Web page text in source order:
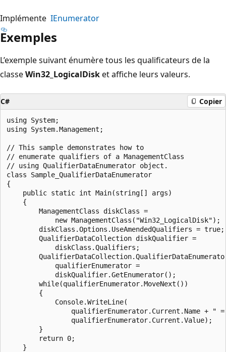
Implémente IEnumerator
Exemples
L’exemple suivant énumère tous les qualificateurs de la
classeWin32_LogicalDisket affiche leurs valeurs.
C# Copier
using System;
using System.Management;
// This sample demonstrates how to
// enumerate qualifiers of a ManagementClass
// using QualifierDataEnumerator object.
class Sample_QualifierDataEnumerator
{
    public static int Main(string[] args)
    {
        ManagementClass diskClass =
            new ManagementClass("Win32_LogicalDisk");
        diskClass.Options.UseAmendedQualifiers = true;
        QualifierDataCollection diskQualifier =
            diskClass.Qualifiers;
            qualifierEnumerator =
            diskQualifier.GetEnumerator();
        while(qualifierEnumerator.MoveNext())
        {
            Console.WriteLine(
qualifierEnumerator.Current.Name + " =
                qualifierEnumerator.Current.Value);
        }
        return 0;
    }